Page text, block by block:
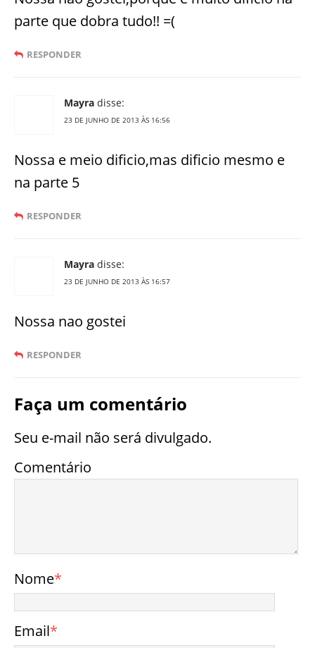
parte que dobra tudo!! =(
RESPONDER
Mayra disse:
23 DE JUNHO DE 2013 ÀS 16:56
Nossa e meio dificio,mas dificio mesmo e
na parte 5
RESPONDER
Mayra disse:
23 DE JUNHO DE 2013 ÀS 16:57
Nossa nao gostei
RESPONDER
Faça um comentário
Seu e-mail não será divulgado.
Comentário
Nome*
Email*